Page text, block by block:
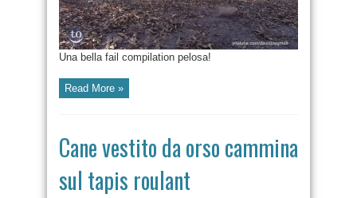
Una bella fail compilation pelosa!
Read More »
Cane vestito da orso cammina
sul tapis roulant